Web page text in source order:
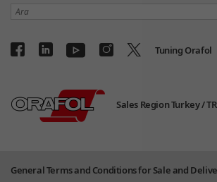
Ara
Tuning Orafol
Sales Region Turkey /TR
General Terms and Conditions for Sale and